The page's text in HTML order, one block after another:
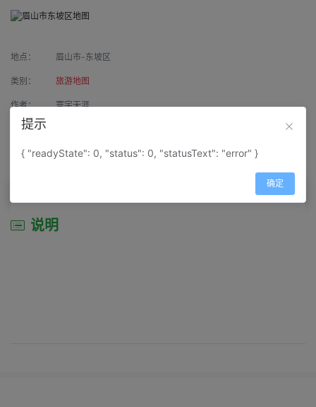
地点： 眉山市-东坡区
类别： 旅游地图
作者： 寰宇天涯
来源：
属性： 地图属性： 地图类型-综合性地图
说明
提示
{ "readyState": 0, "status": 0, "statusText": "error" }
确定